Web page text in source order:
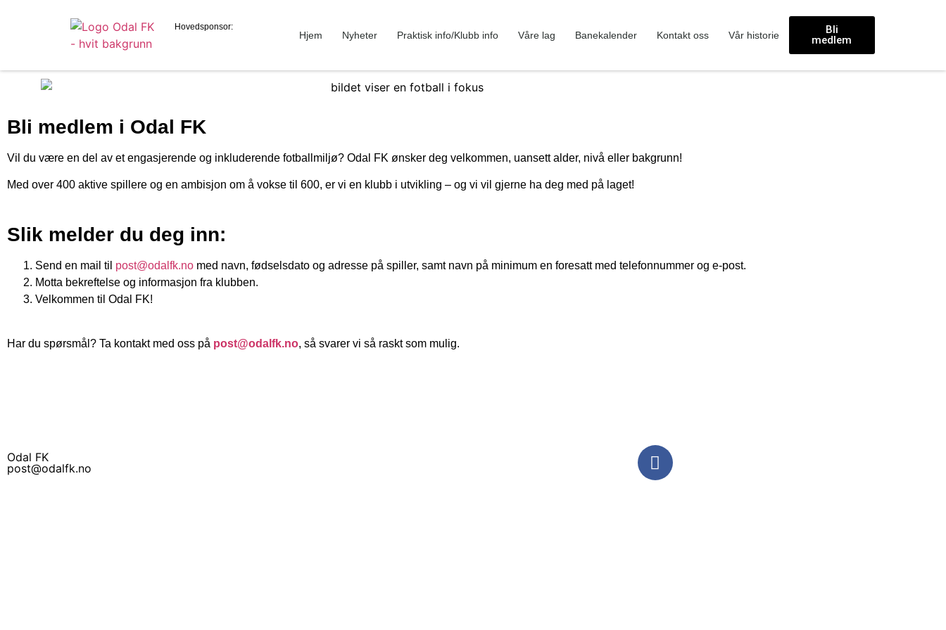
Hovedsponsor:
Hjem Nyheter Praktisk info/Klubb info Våre lag Banekalender Kontakt oss Vår historie
Bli
medlem
Bli medlem i Odal FK
Vil du være en del av et engasjerende og inkluderende fotballmiljø? Odal FK ønsker deg velkommen, uansett alder, nivå eller bakgrunn!
Med over 400 aktive spillere og en ambisjon om å vokse til 600, er vi en klubb i utvikling – og vi vil gjerne ha deg med på laget!
Slik melder du deg inn:
Send en mail til post@odalfk.no med navn, fødselsdato og adresse på spiller, samt navn på minimum en foresatt med telefonnummer og e-post.
Motta bekreftelse og informasjon fra klubben.
Velkommen til Odal FK!
Har du spørsmål? Ta kontakt med oss på post@odalfk.no, så svarer vi så raskt som mulig.
Odal FK
post@odalfk.no